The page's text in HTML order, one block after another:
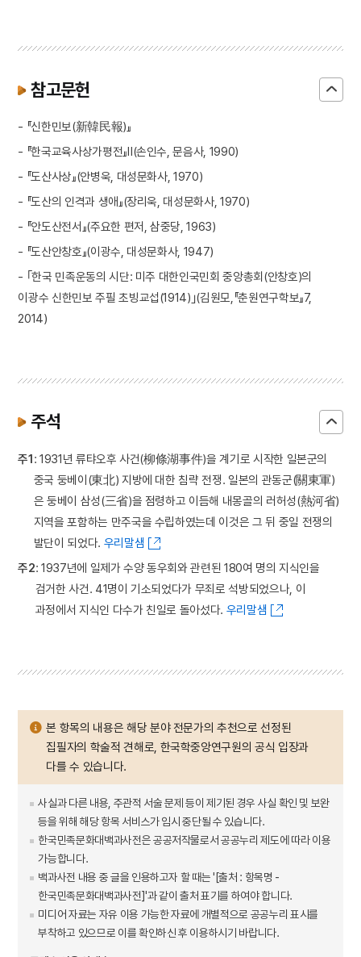
참고문헌
- 『신한민보(新韓民報)』
- 『한국교육사상가평전』Ⅱ(손인수, 문음사, 1990)
- 『도산사상』(안병욱, 대성문화사, 1970)
- 『도산의 인격과 생애』(장리욱, 대성문화사, 1970)
- 『안도산전서』(주요한 편저, 삼중당, 1963)
- 『도산안창호』(이광수, 대성문화사, 1947)
- ｢한국 민족운동의 시단: 미주 대한인국민회 중앙총회(안창호)의
이광수 신한민보 주필 초빙교섭(1914)｣(김원모,『춘원연구학보』7,
2014)
주석
주1: 1931년 류탸오후 사건(柳條湖事件)을 계기로 시작한 일본군의
중국 둥베이(東北) 지방에 대한 침략 전쟁. 일본의 관동군(關東軍)
은 둥베이 삼성(三省)을 점령하고 이듬해 내몽골의 러허성(熱河省)
지역을 포함하는 만주국을 수립하였는데 이것은 그 뒤 중일 전쟁의
발단이 되었다. 우리말샘
주2: 1937년에 일제가 수양 동우회와 관련된 180여 명의 지식인을
검거한 사건. 41명이 기소되었다가 무죄로 석방되었으나, 이
과정에서 지식인 다수가 친일로 돌아섰다. 우리말샘
본 항목의 내용은 해당 분야 전문가의 추천으로 선정된
집필자의 학술적 견해로, 한국학중앙연구원의 공식 입장과
다를 수 있습니다.
사실과 다른 내용, 주관적 서술 문제 등이 제기된 경우 사실 확인 및 보완
등을 위해 해당 항목 서비스가 임시 중단될 수 있습니다.
한국민족문화대백과사전은 공공저작물로서 공공누리 제도에 따라 이용
가능합니다.
백과사전 내용 중 글을 인용하고자 할 때는 '[출처 : 항목명 -
한국민족문화대백과사전]'과 같이 출처 표기를 하여야 합니다.
미디어 자료는 자유 이용 가능한 자료에 개별적으로 공공누리 표시를
부착하고 있으므로 이를 확인하신 후 이용하시기 바랍니다.